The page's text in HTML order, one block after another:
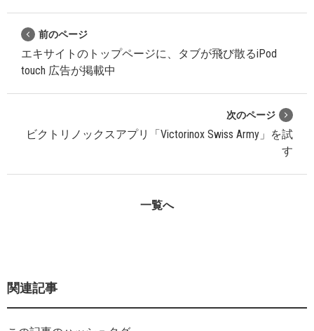
前のページ
エキサイトのトップページに、タブが飛び散るiPod
touch 広告が掲載中
次のページ
ビクトリノックスアプリ「Victorinox Swiss Army」を試
す
一覧へ
関連記事